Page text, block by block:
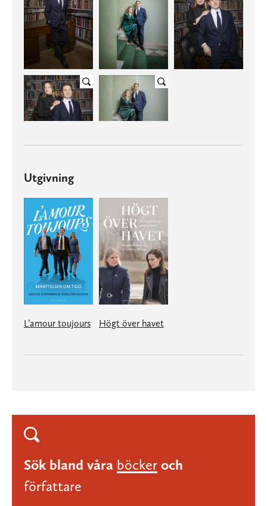
Utgivning
L’amour toujours Högt över havet
Sök bland våra böcker och
författare